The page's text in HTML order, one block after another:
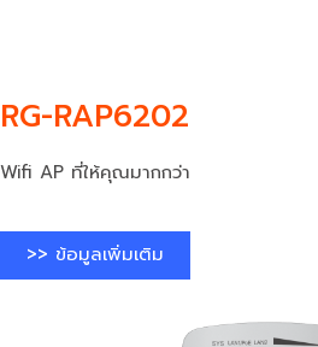
RG-RAP6202
Wifi AP ที่ให้คุณมากกว่า
>> ข้อมูลเพิ่มเติม